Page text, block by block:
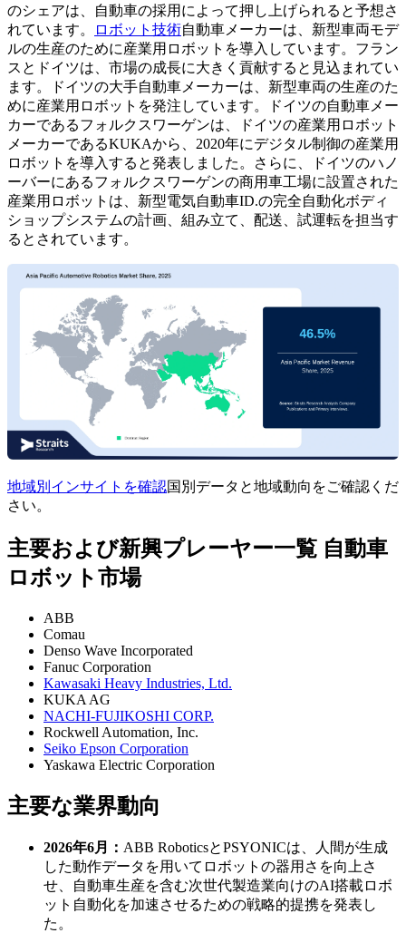
のシェアは、自動車の採用によって押し上げられると予想さ
れています。
ロボット技術自動車メーカーは、新型車両モデ
ルの生産のために産業用ロボットを導入しています。フラン
スとドイツは、市場の成長に大きく貢献すると見込まれてい
ます。ドイツの大手自動車メーカーは、新型車両の生産のた
めに産業用ロボットを発注しています。ドイツの自動車メー
カーであるフォルクスワーゲンは、ドイツの産業用ロボット
メーカーであるKUKAから、2020年にデジタル制御の産業用
ロボットを導入すると発表しました。さらに、ドイツのハノ
ーバーにあるフォルクスワーゲンの商用車工場に設置された
産業用ロボットは、新型電気自動車ID.の完全自動化ボディ
ショップシステムの計画、組み立て、配送、試運転を担当す
るとされています。
地域別インサイトを確認国別データと地域動向をご確認くだ
さい。
主要および新興プレーヤー一覧 自動車
ロボット市場
ABB
Comau
Denso Wave Incorporated
Fanuc Corporation
Kawasaki Heavy Industries, Ltd.
KUKA AG
NACHI-FUJIKOSHI CORP.
Rockwell Automation, Inc.
Seiko Epson Corporation
Yaskawa Electric Corporation
主要な業界動向
2026年6月： ABB RoboticsとPSYONICは、人間が生成
した動作データを用いてロボットの器用さを向上さ
せ、自動車生産を含む次世代製造業向けのAI搭載ロボ
ット自動化を加速させるための戦略的提携を発表し
た。